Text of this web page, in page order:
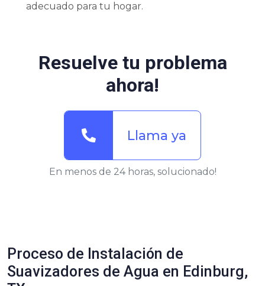
adecuado para tu hogar.
Resuelve tu problema
ahora!
Llama ya
En menos de 24 horas, solucionado!
Proceso de Instalación de
Suavizadores de Agua en Edinburg,